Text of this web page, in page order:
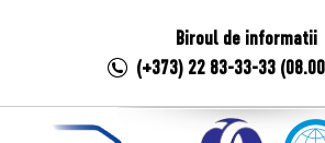
Biroul de informatii
(+373) 22 83-33-33